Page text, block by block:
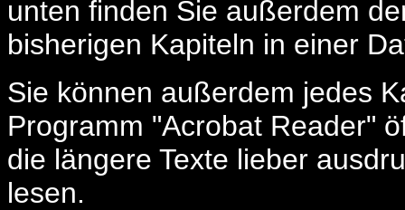
unten finden Sie außerdem
bisherigen Kapiteln in einer
Sie können außerdem jedes
Programm "Acrobat Reader"
die längere Texte lieber
lesen.